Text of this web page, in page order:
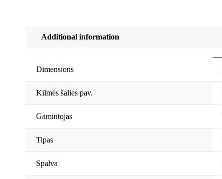
Additional information
Dimensions
Kilmės šalies pav.
Gamintojas
Tipas
Spalva